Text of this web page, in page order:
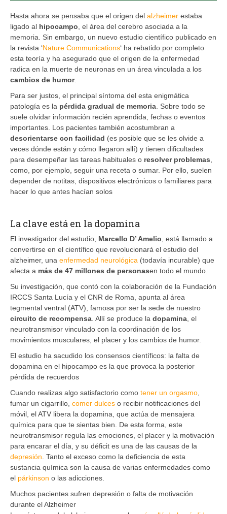
Hasta ahora se pensaba que el origen del alzheimer estaba
ligado al hipocampo , el área del cerebro asociada a la
memoria. Sin embargo, un nuevo estudio científico publicado en
la revista ‘Nature Communications‘ ha rebatido por completo
esta teoría y ha asegurado que el origen de la enfermedad
radica en la muerte de neuronas en un área vinculada a los
cambios de humor.
Para ser justos, el principal síntoma del esta enigmática
patología es la pérdida gradual de memoria . Sobre todo se
suele olvidar información recién aprendida, fechas o eventos
importantes. Los pacientes también acostumbran a
desorientarse con facilidad (es posible que se les olvide a
veces dónde están y cómo llegaron allí) y tienen dificultades
para desempeñar las tareas habituales o resolver problemas
como, por ejemplo, seguir una receta o sumar. Por ello, suelen
depender de notitas, dispositivos electrónicos o familiares para
hacer lo que antes hacían solos
La clave está en la dopamina
El investigador del estudio, Marcello D’ Amelio , está llamado a
convertirse en el científico que revolucionará el estudio del
alzheimer, una enfermedad neurológica (todavía incurable) que
afecta a más de 47 millones de personasen todo el mundo.
Su investigación, que contó con la colaboración de la Fundación
IRCCS Santa Lucía y el CNR de Roma, apunta al área
tegmental ventral (ATV), famosa por ser la sede de nuestro
circuito de recompensa . Allí se produce la dopamina , el
neurotransmisor vinculado con la coordinación de los
movimientos musculares, el placer y los cambios de humor.
El estudio ha sacudido los consensos científicos: la falta de
dopamina en el hipocampo es la que provoca la posterior
pérdida de recuerdos
Cuando realizas algo satisfactorio como tener un orgasmo
fumar un cigarrillo, comer dulces o recibir notificaciones del
móvil, el ATV libera la dopamina, que actúa de mensajera
química para que te sientas bien. De esta forma, este
neurotransmisor regula las emociones, el placer y la motivación
para encarar el día, y su déficit es una de las causas de la
depresión . Tanto el exceso como la deficiencia de esta
sustancia química son la causa de varias enfermedades como
el párkinson o las adicciones.
Muchos pacientes sufren depresión o falta de motivación
durante el Alzheimer